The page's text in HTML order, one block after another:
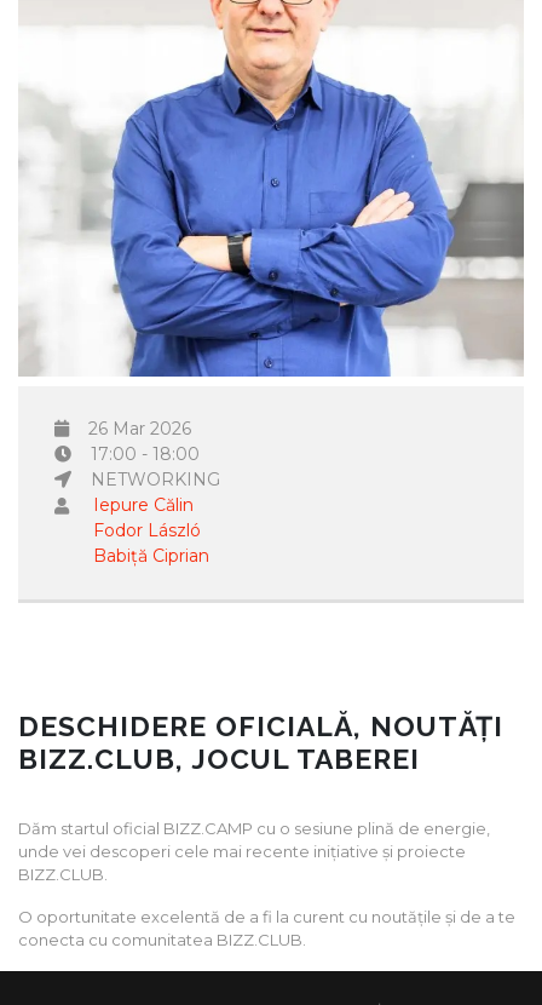
26 Mar 2026
17:00 - 18:00
NETWORKING
Iepure Călin
Fodor László
Babiță Ciprian
DESCHIDERE OFICIALĂ, NOUTĂȚI
BIZZ.CLUB, JOCUL TABEREI
Dăm startul oficial BIZZ.CAMP cu o sesiune plină de energie,
unde vei descoperi cele mai recente inițiative și proiecte
BIZZ.CLUB.
O oportunitate excelentă de a fi la curent cu noutățile și de a te
conecta cu comunitatea BIZZ.CLUB.